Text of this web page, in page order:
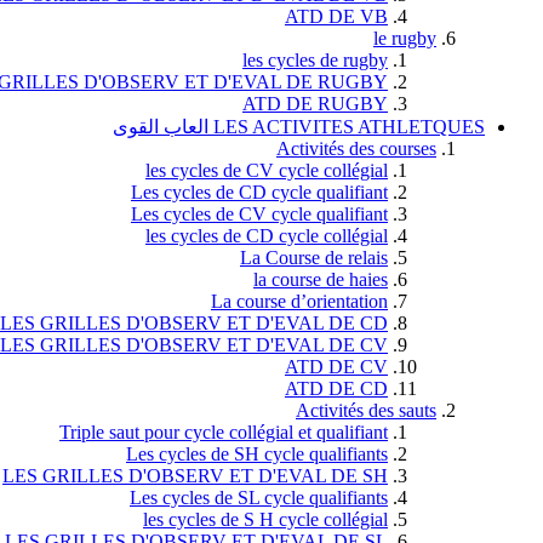
ATD DE VB
le rugby
les cycles de rugby
D'OBSERV ET D'EVAL DE RUGBY
ATD DE RUGBY
LES ACTIVITES ATHLETQUES العاب القوى
Activités des courses
les cycles de CV cycle collégial
Les cycles de CD cycle qualifiant
Les cycles de CV cycle qualifiant
les cycles de CD cycle collégial
La Course de relais
la course de haies
La course d’orientation
LES GRILLES D'OBSERV ET D'EVAL DE CD
LES GRILLES D'OBSERV ET D'EVAL DE CV
ATD DE CV
ATD DE CD
Activités des sauts
Triple saut pour cycle collégial et qualifiant
Les cycles de SH cycle qualifiants
LES GRILLES D'OBSERV ET D'EVAL DE SH
Les cycles de SL cycle qualifiants
les cycles de S H cycle collégial